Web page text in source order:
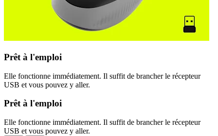
Prêt à l'emploi
Elle fonctionne immédiatement. Il suffit de brancher le récepteur
USB et vous pouvez y aller.
Prêt à l'emploi
Elle fonctionne immédiatement. Il suffit de brancher le récepteur
USB et vous pouvez y aller.